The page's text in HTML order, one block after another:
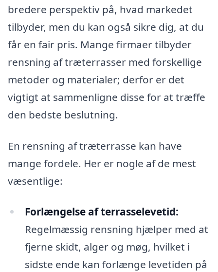
bredere perspektiv på, hvad markedet
tilbyder, men du kan også sikre dig, at du
får en fair pris. Mange firmaer tilbyder
rensning af træterrasser med forskellige
metoder og materialer; derfor er det
vigtigt at sammenligne disse for at træffe
den bedste beslutning.
En rensning af træterrasse kan have
mange fordele. Her er nogle af de mest
væsentlige:
Forlængelse af terrasselevetid:
Regelmæssig rensning hjælper med at
fjerne skidt, alger og møg, hvilket i
sidste ende kan forlænge levetiden på